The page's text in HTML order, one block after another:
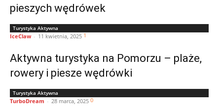
pieszych wędrówek
Turystyka Aktywna
IceClaw - 11 kwietnia, 2025 1
Aktywna turystyka na Pomorzu – plaże,
rowery i piesze wędrówki
Turystyka Aktywna
TurboDream - 28 marca, 2025 0